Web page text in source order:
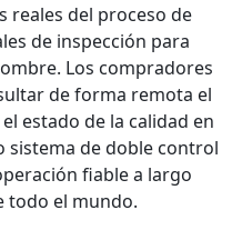
reales del proceso de
de inspección para
Los compradores
de forma remota el
estado de la calidad en
sistema de doble control
fiable a largo
todo el mundo.